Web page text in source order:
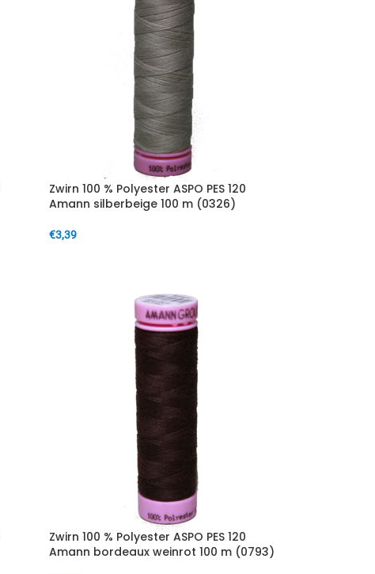
Zwirn 100 % Polyester ASPO PES 120
Amann silberbeige 100 m (0326)
€3,39
Zwirn 100 % Polyester ASPO PES 120
Amann bordeaux weinrot 100 m (0793)